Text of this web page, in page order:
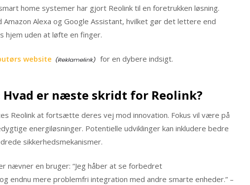
home systemer har gjort Reolink til en foretrukken løsning.
Amazon Alexa og Google Assistant, hvilket gør det lettere end
hjem uden at løfte en finger.
website for en dybere indsigt.
er næste skridt for Reolink?
Reolink at fortsætte deres vej mod innovation. Fokus vil være på
energiløsninger. Potentielle udviklinger kan inkludere bedre
sikkerhedsmekanismer.
nævner en bruger: “Jeg håber at se forbedret
endnu mere problemfri integration med andre smarte enheder.” –